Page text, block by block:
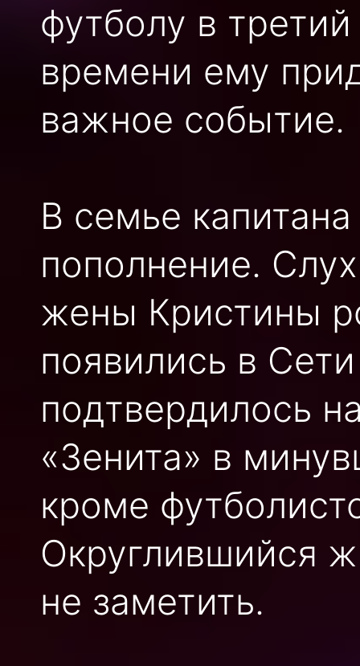
футболу в
времени ему
важное событие.
В семье
пополнение.
жены Кристины
появились в
подтвердилось
«Зенита» в
кроме
Округлившийся
не заметить.